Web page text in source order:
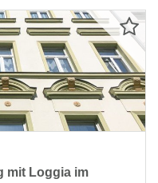
mit Loggia im